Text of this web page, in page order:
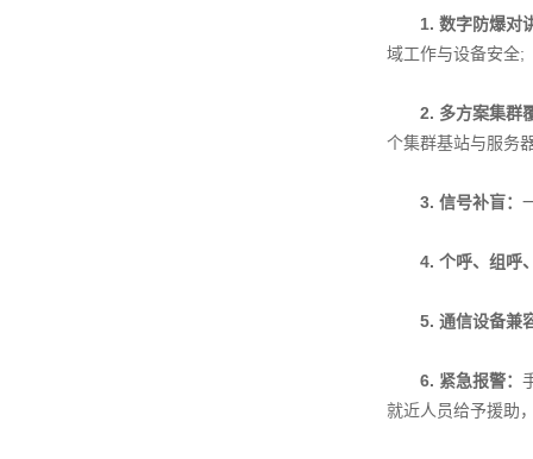
1. 数字防爆对
域工作与设备安全;
2. 多方案集群
个集群基站与服务
3. 信号补盲：
4. 个呼、组呼
5. 通信设备兼
6. 紧急报警：
就近人员给予援助